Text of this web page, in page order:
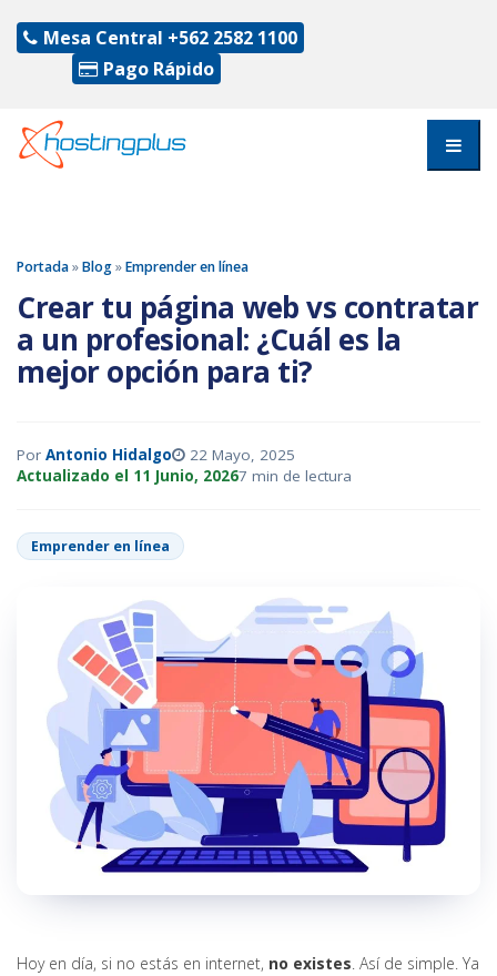
Mesa Central +562 2582 1100
Pago Rápido
Portada»Blog»Emprender en línea
Crear tu página web vs contratar
a un profesional: ¿Cuál es la
mejor opción para ti?
Por Antonio Hidalgo
22 Mayo, 2025
Actualizado el 11 Junio, 20267 min de lectura
Emprender en línea
Hoy en día, si no estás en internet, no existes. Así de simple. Ya